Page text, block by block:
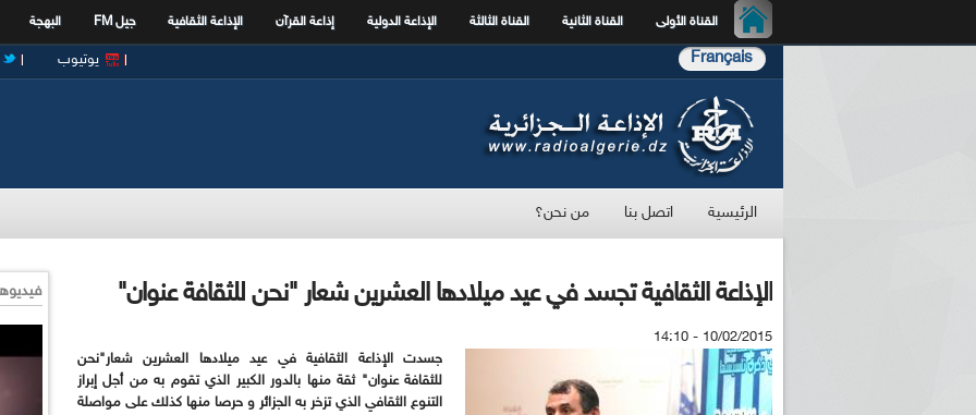
القناة الأولى القناة الثانية القناة الثالثة الإذاعة الدولية إذاعة القرآن الإذاعة الثقافية جيل FM البهجة
Français يوتيوب
الرئيسية اتصل بنا من نحن؟
الإذاعة الثقافية تجسد في عيد ميلادها العشرين شعار "نحن للثقافة عنوان"
10/02/2015 - 14:10
جسدت الإذاعة الثقافية في عيد ميلادها العشرين شعار"نحن
للثقافة عنوان" ثقة منها بالدور الكبير الذي تقوم به من أجل إبراز
التنوع الثقافي الذي تزخر به الجزائر و حرصا منها كذلك على مواصلة